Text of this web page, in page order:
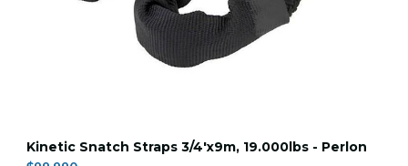
Kinetic Snatch Straps 3/4'x9m, 19.000lbs - Perlon